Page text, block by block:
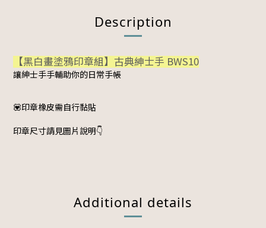
Description
【黑白畫塗鴉印章組】古典紳士手 BWS10
讓紳士手手輔助你的日常手帳
💟印章橡皮需自行黏貼
印章尺寸請見圖片說明👇
Additional details